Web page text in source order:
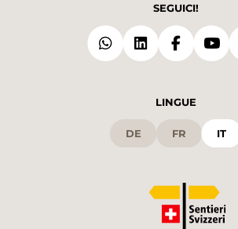
SEGUICI!
LINGUE
DE FR IT